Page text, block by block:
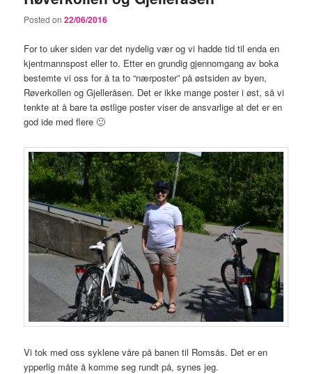
Posted on22/06/2016
For to uker siden var det nydelig vær og vi hadde tid til enda en
kjentmannspost eller to. Etter en grundig gjennomgang av boka
bestemte vi oss for å ta to “nærposter” på østsiden av byen,
Røverkollen og Gjelleråsen. Det er ikke mange poster i øst, så vi
tenkte at å bare ta østlige poster viser de ansvarlige at det er en
god ide med flere 🙂
Vi tok med oss syklene våre på banen til Romsås. Det er en
ypperlig måte å komme seg rundt på, synes jeg.